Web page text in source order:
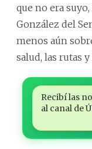
que no era
González del
menos aún
salud, las rutas
Recibí las
al canal de